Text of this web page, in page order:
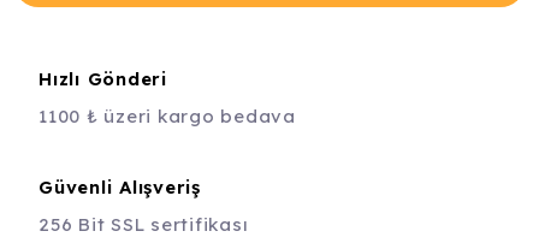
Hızlı Gönderi
1100 ₺ üzeri kargo bedava
Güvenli Alışveriş
256 Bit SSL sertifikası